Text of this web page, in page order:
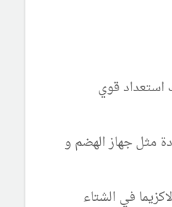
استعداد قوي
مثل جهاز الهضم و
في الشتاء